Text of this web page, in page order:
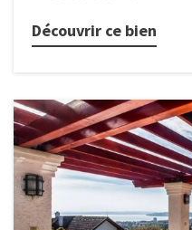
Découvrir ce bien